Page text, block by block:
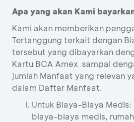
Apa yang akan Kami
Kami akan memberikan
Tertanggung terkait dengan
tersebut yang dibayarkan
Kartu BCA Amex sampai
jumlah Manfaat yang relevan
dalam Daftar Manfaat.
Untuk Biaya-Biaya
biaya-biaya medis,